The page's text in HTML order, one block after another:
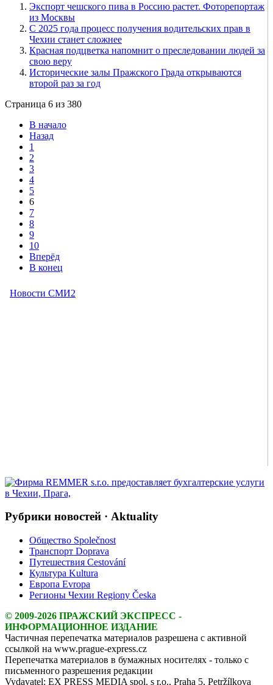
Экспорт чешского пива в Россию растет. Фоторепортаж
из Москвы
С 2025 года процесс получения водительских прав в
Чехии станет сложнее
Красная подцветка напомнит о преследовании людей за
свою веру
Исторические залы Пражского Града открываются
второй раз за год
Страница 6 из 380
В начало
Назад
1
2
3
4
5
6
7
8
9
10
Вперёд
В конец
Рубрики новостей · Aktuality
Общество Společnost
Транспорт Doprava
Путешествия Cestování
Культура Kultura
Европа Evropa
Регионы Чехии Regiony Česka
© 2009-2026 ПРАЖСКИЙ ЭКСПРЕСС -
ИНФОРМАЦИОННОЕ ИЗДАНИЕ
Частичная перепечатка материалов разрешена с активной
ссылкой на www.prague-express.cz
Перепечатка материалов в бумажных носителях - только с
письменного разрешения редакции
Vydavatel: EX PRESS MEDIA spol. s r.o., Praha 5, Petržílkova